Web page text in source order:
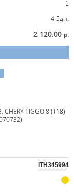
1
4-5дн.
2 120.00 р.
TIGGO 8 (T18)
ITH345994